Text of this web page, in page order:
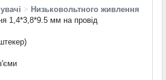
> Низьковольтного живлення
1,4*3,8*9.5 мм на провід